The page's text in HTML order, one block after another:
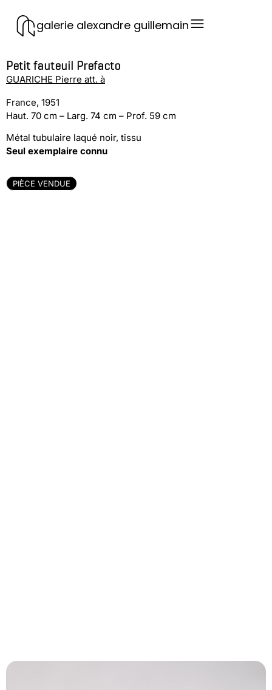
galerie alexandre guillemain
Petit fauteuil Prefacto
GUARICHE Pierre att. à
France, 1951
Haut. 70 cm – Larg. 74 cm – Prof. 59 cm
Métal tubulaire laqué noir, tissu
Seul exemplaire connu
PIÈCE VENDUE